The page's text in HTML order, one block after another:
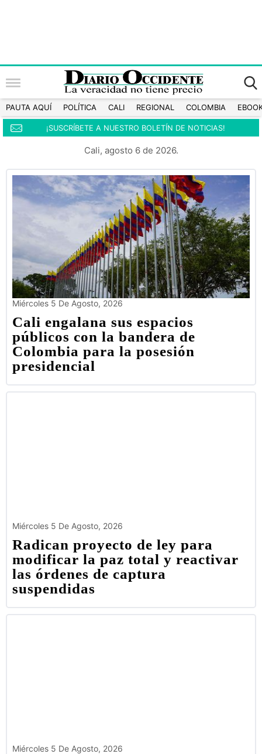
PAUTA AQUÍ POLÍTICA CALI REGIONAL COLOMBIA
¡SUSCRÍBETE A NUESTRO BOLETÍN DE NOTICIAS!
Cali, agosto 6 de 2026.
Miércoles 5 De Agosto, 2026
Cali engalana sus espacios
públicos con la bandera de
Colombia para la posesión
presidencial
Miércoles 5 De Agosto, 2026
Radican proyecto de ley para
modificar la paz total y reactivar
las órdenes de captura
suspendidas
Miércoles 5 De Agosto, 2026